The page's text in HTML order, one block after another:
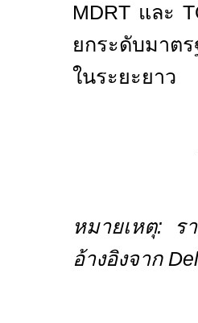
MDRT และ
ยกระดับมาต
ในระยะยาว
หมายเหตุ: ร
อ้างอิงจาก